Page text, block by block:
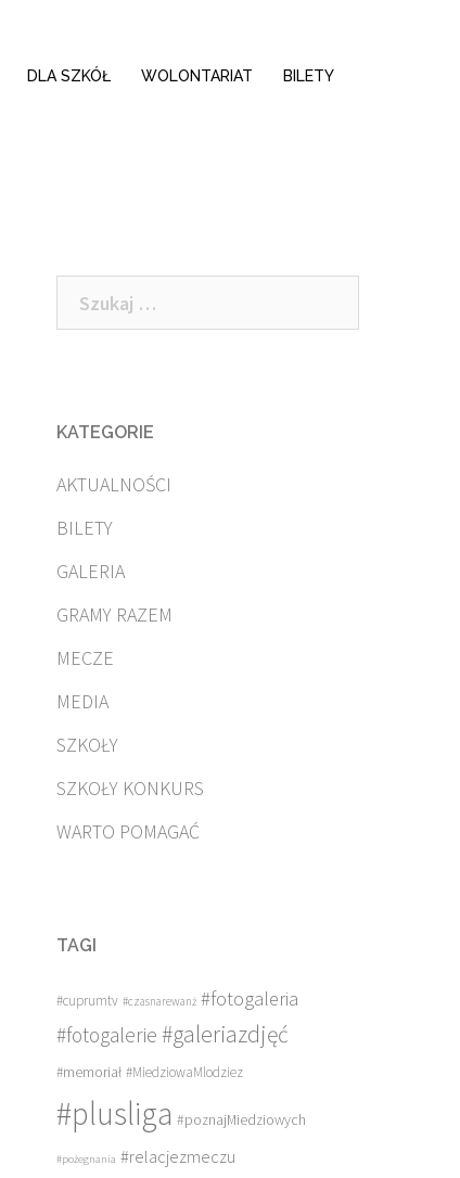
DLA SZKÓŁ WOLONTARIAT BILETY
Szukaj:
KATEGORIE
AKTUALNOŚCI
BILETY
GALERIA
GRAMY RAZEM
MECZE
MEDIA
SZKOŁY
SZKOŁY KONKURS
WARTO POMAGAĆ
TAGI
#cuprumtv #czasnarewanż #fotogaleria
#fotogalerie #galeriazdjęć
#memoriał #MiedziowaMlodziez
#plusliga #poznajMiedziowych
#pożegnania #relacjezmeczu